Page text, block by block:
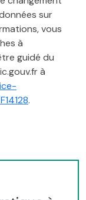
sur
vous
à
guidé du
à
.